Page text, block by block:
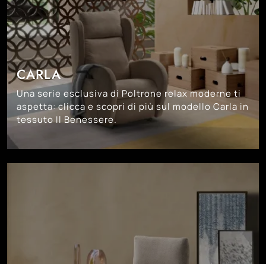
CARLA
Una serie esclusiva di Poltrone relax moderne ti
aspetta: clicca e scopri di più sul modello Carla in
tessuto Il Benessere.